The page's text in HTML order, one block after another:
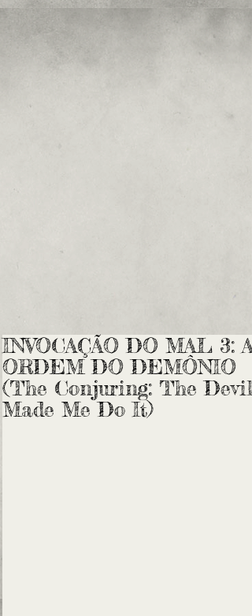
INVOCAÇÃO DO MAL 3: A
ORDEM DO DEMÔNIO
(The Conjuring: The Devil
Made Me Do It)